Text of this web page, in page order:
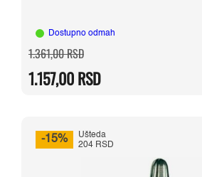
Dostupno odmah
1.361,00RSDOriginalna
cena
bila:
1.361,00 RSD.
1.157,00RSD
Trenutna
cena
1.157,00 RSD.
-15%
Ušteda
204 RSD